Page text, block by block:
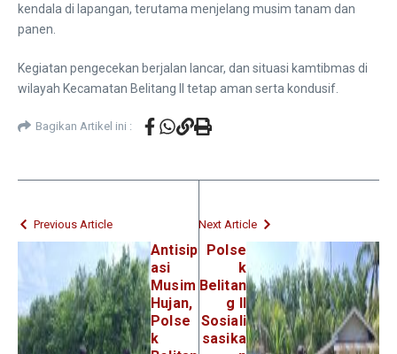
kendala di lapangan, terutama menjelang musim tanam dan
panen.
Kegiatan pengecekan berjalan lancar, dan situasi kamtibmas di
wilayah Kecamatan Belitang II tetap aman serta kondusif.
Bagikan Artikel ini :
Previous Article
Antisip
asi
Musim
Hujan,
Polse
k
Next Article
Polse
k
Belitan
g II
Sosiali
sasika